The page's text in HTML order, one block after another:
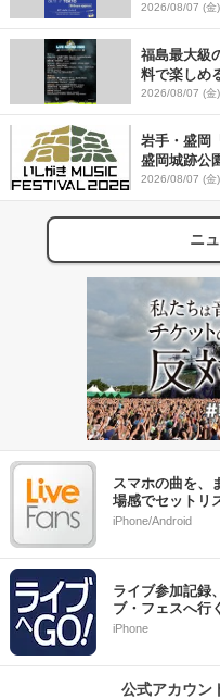
2026/08/07 (金)
福島最大級
料で楽しめ
発表
2026/08/07 (金)
岩手・盛岡
盛岡城跡公
2026/08/07 (金)
ニ
スマホの曲を、
場感でセットリ
iPhone/Android
ライブ参加記録
ブ・フェスへ行
iPhone
公式アカウン